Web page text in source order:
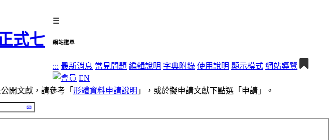
☰
網站選單
::: 最新消息 常見問題 編輯說明 字典附錄 使用說明 顯示模式 網站導覽
EN
開文獻，請參考「 形體資料申請說明 」，或於擬申請文獻下點選「申請」。